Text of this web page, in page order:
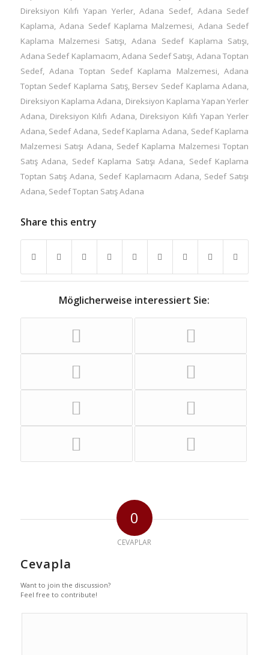
Direksiyon Kılıfı Yapan Yerler,Adana Sedef, Adana Sedef
Kaplama,Adana Sedef Kaplama Malzemesi, Adana Sedef
Kaplama Malzemesi Satışı,Adana Sedef Kaplama Satışı,
Adana Sedef Kaplamacım,Adana Sedef Satışı, Adana Toptan
Sedef,Adana Toptan Sedef Kaplama Malzemesi,Adana
Toptan Sedef Kaplama Satış, Bersev Sedef Kaplama Adana,
Direksiyon Kaplama Adana, Direksiyon Kaplama Yapan Yerler
Adana, Direksiyon Kılıfı Adana, Direksiyon Kılıfı Yapan Yerler
Adana, Sedef Adana, Sedef Kaplama Adana, Sedef Kaplama
Malzemesi Satışı Adana, Sedef Kaplama Malzemesi Toptan
Satış Adana, Sedef Kaplama Satışı Adana, Sedef Kaplama
Toptan Satış Adana, Sedef Kaplamacım Adana, Sedef Satışı
Adana, Sedef Toptan Satış Adana
Share this entry
Möglicherweise interessiert Sie:
0
CEVAPLAR
Cevapla
Want to join the discussion?
Feel free to contribute!